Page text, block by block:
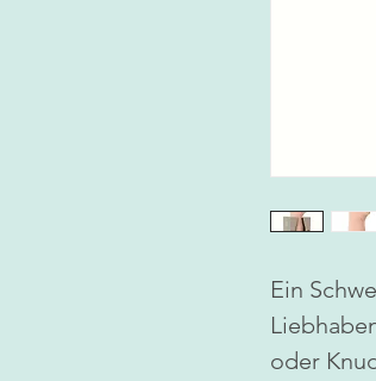
Ein
oder